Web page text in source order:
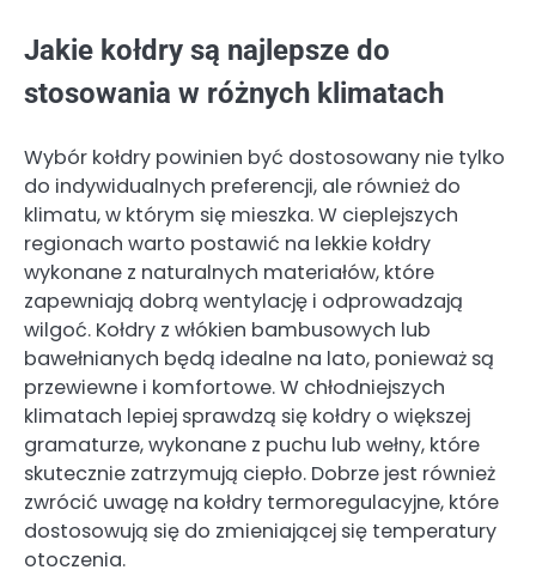
Jakie kołdry są najlepsze do
stosowania w różnych klimatach
Wybór kołdry powinien być dostosowany nie tylko
do indywidualnych preferencji, ale również do
klimatu, w którym się mieszka. W cieplejszych
regionach warto postawić na lekkie kołdry
wykonane z naturalnych materiałów, które
zapewniają dobrą wentylację i odprowadzają
wilgoć. Kołdry z włókien bambusowych lub
bawełnianych będą idealne na lato, ponieważ są
przewiewne i komfortowe. W chłodniejszych
klimatach lepiej sprawdzą się kołdry o większej
gramaturze, wykonane z puchu lub wełny, które
skutecznie zatrzymują ciepło. Dobrze jest również
zwrócić uwagę na kołdry termoregulacyjne, które
dostosowują się do zmieniającej się temperatury
otoczenia.